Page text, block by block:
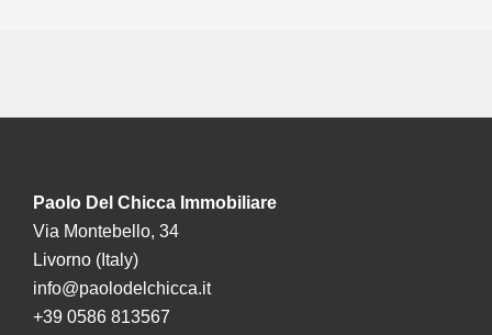
Paolo Del Chicca Immobiliare
Via Montebello, 34
Livorno (Italy)
info@paolodelchicca.it
+39 0586 813567